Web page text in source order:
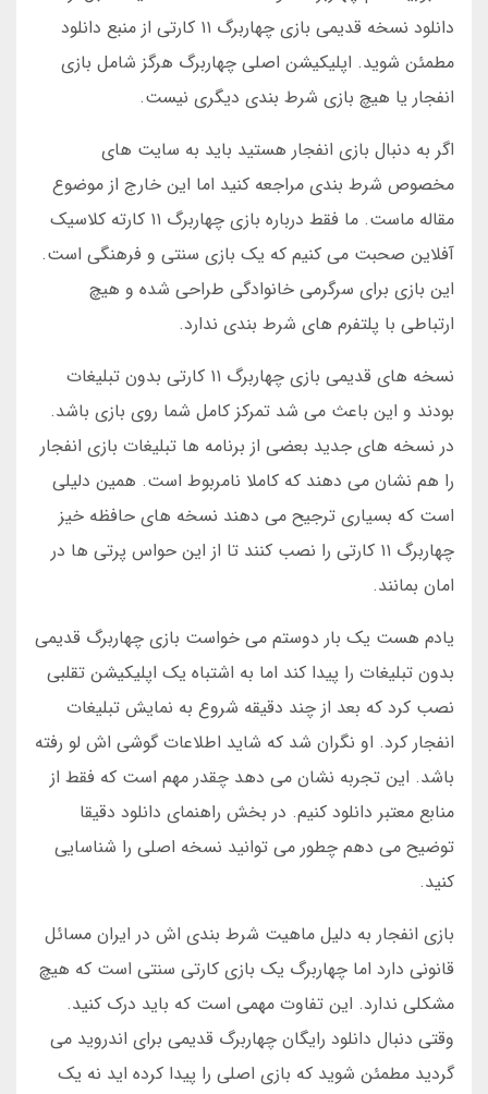
دانلود نسخه قدیمی بازی چهاربرگ ۱۱ کارتی از منبع دانلود
مطمئن شوید. اپلیکیشن اصلی چهاربرگ هرگز شامل بازی
انفجار یا هیچ بازی شرط بندی دیگری نیست.
اگر به دنبال بازی انفجار هستید باید به سایت های
مخصوص شرط بندی مراجعه کنید اما این خارج از موضوع
مقاله ماست. ما فقط درباره بازی چهاربرگ ۱۱ کارته کلاسیک
آفلاین صحبت می کنیم که یک بازی سنتی و فرهنگی است.
این بازی برای سرگرمی خانوادگی طراحی شده و هیچ
ارتباطی با پلتفرم های شرط بندی ندارد.
نسخه های قدیمی بازی چهاربرگ ۱۱ کارتی بدون تبلیغات
بودند و این باعث می شد تمرکز کامل شما روی بازی باشد.
در نسخه های جدید بعضی از برنامه ها تبلیغات بازی انفجار
را هم نشان می دهند که کاملا نامربوط است. همین دلیلی
است که بسیاری ترجیح می دهند نسخه های حافظه خیز
چهاربرگ ۱۱ کارتی را نصب کنند تا از این حواس پرتی ها در
امان بمانند.
یادم هست یک بار دوستم می خواست بازی چهاربرگ قدیمی
بدون تبلیغات را پیدا کند اما به اشتباه یک اپلیکیشن تقلبی
نصب کرد که بعد از چند دقیقه شروع به نمایش تبلیغات
انفجار کرد. او نگران شد که شاید اطلاعات گوشی اش لو رفته
باشد. این تجربه نشان می دهد چقدر مهم است که فقط از
منابع معتبر دانلود کنیم. در بخش راهنمای دانلود دقیقا
توضیح می دهم چطور می توانید نسخه اصلی را شناسایی
کنید.
بازی انفجار به دلیل ماهیت شرط بندی اش در ایران مسائل
قانونی دارد اما چهاربرگ یک بازی کارتی سنتی است که هیچ
مشکلی ندارد. این تفاوت مهمی است که باید درک کنید.
وقتی دنبال دانلود رایگان چهاربرگ قدیمی برای اندروید می
گردید مطمئن شوید که بازی اصلی را پیدا کرده اید نه یک